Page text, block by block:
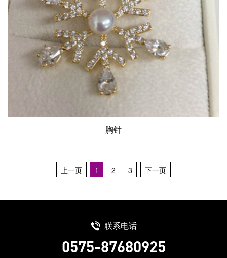
胸针
上一页 1 2 3 下一页
联系电话
0575-87680925